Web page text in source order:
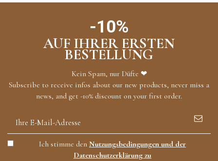
-10%
AUF IHRER ERSTEN
BESTELLUNG
Kein Spam, nur Düfte ❤
Subscribe to receive infos about our new products, never miss a
news, and get -10% discount on your first order.
Ich stimme denNutzungsbedingungen und der
Datenschutzerklärung zu